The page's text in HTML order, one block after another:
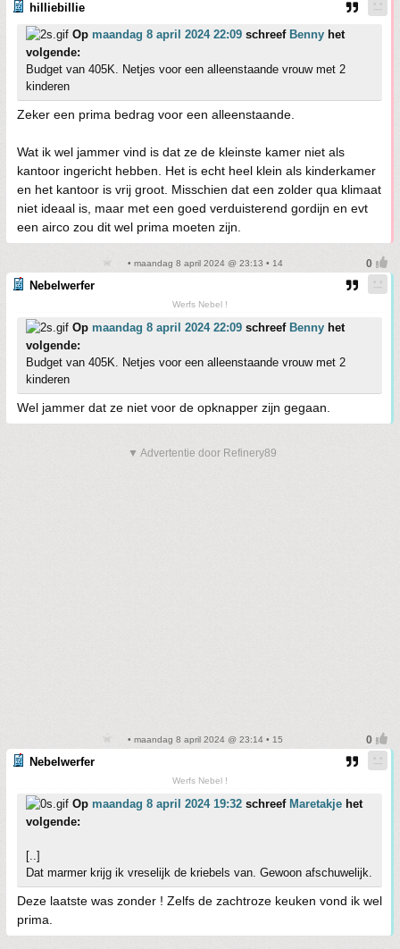
hilliebillie
Op maandag 8 april 2024 22:09 schreef Benny het
volgende:
Budget van 405K. Netjes voor een alleenstaande vrouw met 2
kinderen
Zeker een prima bedrag voor een alleenstaande.
Wat ik wel jammer vind is dat ze de kleinste kamer niet als
kantoor ingericht hebben. Het is echt heel klein als kinderkamer
en het kantoor is vrij groot. Misschien dat een zolder qua klimaat
niet ideaal is, maar met een goed verduisterend gordijn en evt
een airco zou dit wel prima moeten zijn.
• maandag 8 april 2024 @ 23:13 • 14
Nebelwerfer
Werfs Nebel !
Op maandag 8 april 2024 22:09 schreef Benny het
volgende:
Budget van 405K. Netjes voor een alleenstaande vrouw met 2
kinderen
Wel jammer dat ze niet voor de opknapper zijn gegaan.
▼ Advertentie door Refinery89
• maandag 8 april 2024 @ 23:14 • 15
Nebelwerfer
Werfs Nebel !
Op maandag 8 april 2024 19:32 schreef Maretakje het
volgende:
[..]
Dat marmer krijg ik vreselijk de kriebels van. Gewoon afschuwelijk.
Deze laatste was zonder ! Zelfs de zachtroze keuken vond ik wel
prima.